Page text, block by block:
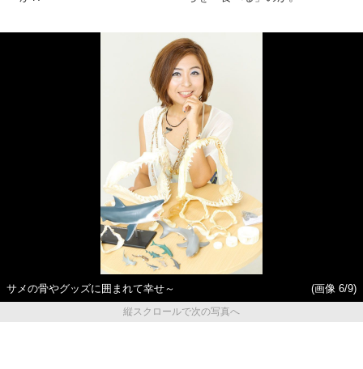
サメの骨やグッズに囲まれて幸せ～
(画像 6/9)
縦スクロールで次の写真へ